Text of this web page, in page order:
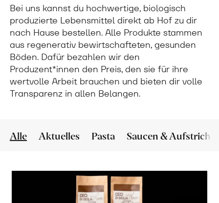
Bei uns kannst du hochwertige, biologisch
produzierte Lebensmittel direkt ab Hof zu dir
nach Hause bestellen. Alle Produkte stammen
aus regenerativ bewirtschafteten, gesunden
Böden. Dafür bezahlen wir den
Produzent*innen den Preis, den sie für ihre
wertvolle Arbeit brauchen und bieten dir volle
Transparenz in allen Belangen.
Alle Aktuelles Pasta Saucen & Aufstriche